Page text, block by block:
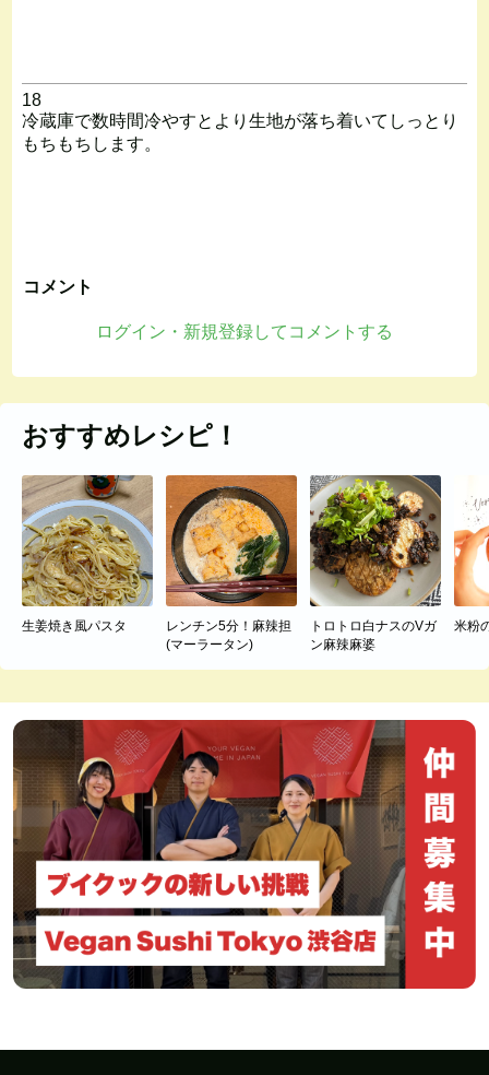
18
冷蔵庫で数時間冷やすとより生地が落ち着いてしっとり
もちもちします。
コメント
ログイン・新規登録してコメントする
おすすめレシピ！
生姜焼き風パスタ
レンチン5分！麻辣担
(マーラータン)
トロトロ白ナスのVガ
ン麻辣麻婆
米粉